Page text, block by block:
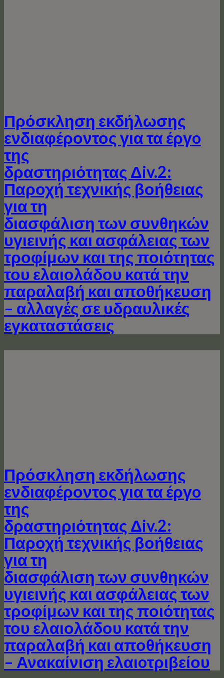
Πρόσκληση εκδήλωσης
ενδιαφέροντος για τα έργo
της
δραστηριότητας Δiv.2:
Παροχή τεχνικής βοήθειας
για τη
διασφάλιση των συνθηκών
υγιεινής και ασφάλειας των
τροφίμων και της ποιότητας
του ελαιολάδου κατά την
παραλαβή και αποθήκευση
– αλλαγές σε υδραυλικές
εγκαταστάσεις
Πρόσκληση εκδήλωσης
ενδιαφέροντος για τα έργo
της
δραστηριότητας Δiv.2:
Παροχή τεχνικής βοήθειας
για τη
διασφάλιση των συνθηκών
υγιεινής και ασφάλειας των
τροφίμων και της ποιότητας
του ελαιολάδου κατά την
παραλαβή και αποθήκευση
– Ανακαίνιση ελαιoτριβείου